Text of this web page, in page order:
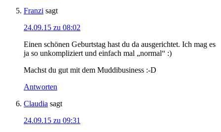
Franzi sagt
24.09.15 zu 08:02
Einen schönen Geburtstag hast du da ausgerichtet. Ich mag es
ja so unkompliziert und einfach mal „normal“ :)
Machst du gut mit dem Muddibusiness :-D
Antworten
Claudia sagt
24.09.15 zu 09:31